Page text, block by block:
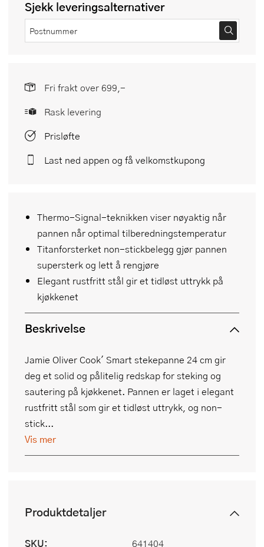
Thermo-Signal-teknikken viser nøyaktig når
pannen når optimal tilberedningstemperatur
Titanforsterket non-stickbelegg gjør pannen
supersterk og lett å rengjøre
Elegant rustfritt stål gir et tidløst uttrykk på
kjøkkenet
Beskrivelse
Jamie Oliver Cook' Smart stekepanne 24 cm gir
deg et solid og pålitelig redskap for steking og
sautering på kjøkkenet. Pannen er laget i elegant
rustfritt stål som gir et tidløst uttrykk, og non-
stick...
Vis mer
Sjekk leveringsalternativer
Fri frakt over 699,-
Rask levering
Prisløfte
Last ned appen og få velkomstkupong
Produktdetaljer
SKU: 641404